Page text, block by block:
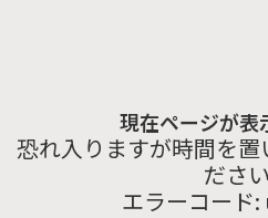
現在ページが表
恐れ入りますが時間を置
ださい
エラーコード: